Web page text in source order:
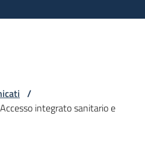
/
integrato sanitario e